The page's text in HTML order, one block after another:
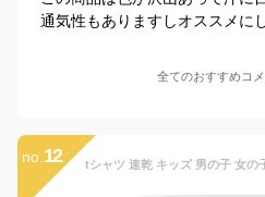
通気性もありますしオススメに
全てのおすすめコメ
no. 12